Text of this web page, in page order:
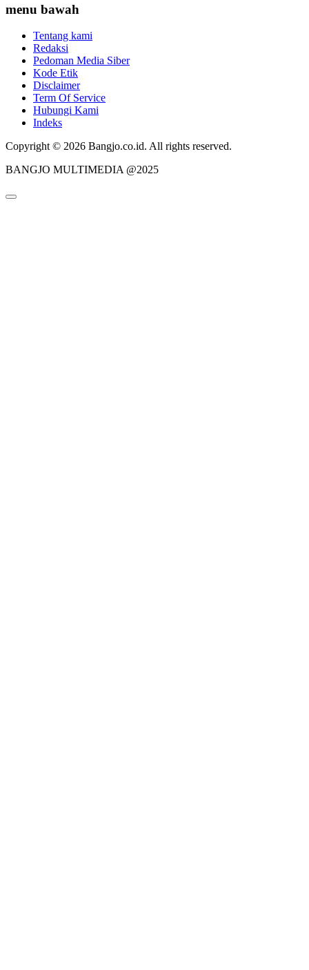
menu bawah
Tentang kami
Redaksi
Pedoman Media Siber
Kode Etik
Disclaimer
Term Of Service
Hubungi Kami
Indeks
Copyright © 2026 Bangjo.co.id. All rights reserved.
BANGJO MULTIMEDIA @2025